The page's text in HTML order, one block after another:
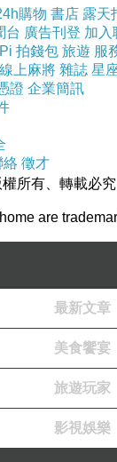
購物 書店 露天
台 廣告刊登 加入
Pi 拍錢包 旅遊 服
線上麻將 雜誌 星
證 企業簡訊
絡 徵才
權所有、轉載必究
are
最新文章
美食饗宴
旅遊玩家
影視娛樂